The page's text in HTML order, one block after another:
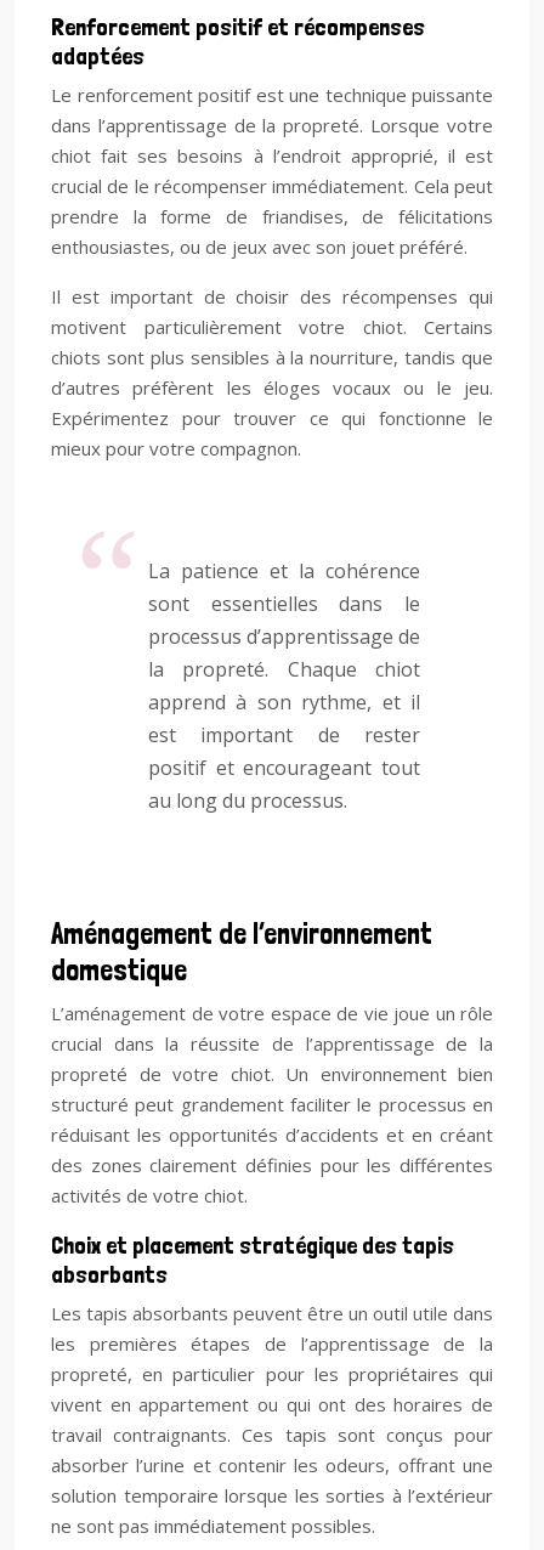
Renforcement positif et récompenses
adaptées
Le renforcement positif est une technique puissante
dans l’apprentissage de la propreté. Lorsque votre
chiot fait ses besoins à l’endroit approprié, il est
crucial de le récompenser immédiatement. Cela peut
prendre la forme de friandises, de félicitations
enthousiastes, ou de jeux avec son jouet préféré.
Il est important de choisir des récompenses qui
motivent particulièrement votre chiot. Certains
chiots sont plus sensibles à la nourriture, tandis que
d’autres préfèrent les éloges vocaux ou le jeu.
Expérimentez pour trouver ce qui fonctionne le
mieux pour votre compagnon.
La patience et la cohérence
sont essentielles dans le
processus d’apprentissage de
la propreté. Chaque chiot
apprend à son rythme, et il
est important de rester
positif et encourageant tout
au long du processus.
Aménagement de l’environnement
domestique
L’aménagement de votre espace de vie joue un rôle
crucial dans la réussite de l’apprentissage de la
propreté de votre chiot. Un environnement bien
structuré peut grandement faciliter le processus en
réduisant les opportunités d’accidents et en créant
des zones clairement définies pour les différentes
activités de votre chiot.
Choix et placement stratégique des tapis
absorbants
Les tapis absorbants peuvent être un outil utile dans
les premières étapes de l’apprentissage de la
propreté, en particulier pour les propriétaires qui
vivent en appartement ou qui ont des horaires de
travail contraignants. Ces tapis sont conçus pour
absorber l’urine et contenir les odeurs, offrant une
solution temporaire lorsque les sorties à l’extérieur
ne sont pas immédiatement possibles.